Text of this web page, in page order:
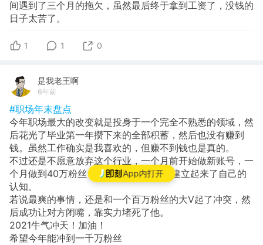
App内打开
间遇到了三个月的拖欠，虽然最后终于拿到工资了，没钱的
日子太苦了。
1 1 0
是我老王啊
6年前
#职场年末盘点
今年职场最大的改变就是投身于一个完全不熟悉的领域，然
后花光了毕业第一年攒下来的全部积蓄，然后也没有赚到
钱。虽然工作确实是我喜欢的，但赚不到钱也是真的。
不过还是不愿意放弃这个行业，一个月前开始做新账号，一
个月做到40万粉丝，对这个行业也算是建立起来了自己的
认知。
若说最爽的事情，还是和一个百万粉丝的大V起了冲突，然
后成功让对方闭嘴，靠实力堵死了他。
2021牛气冲天！加油！
希望今年能冲到一千万粉丝